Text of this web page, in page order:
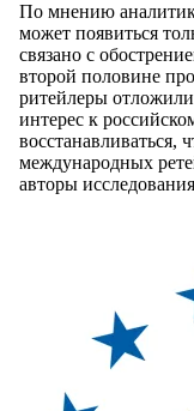
По мнению
может появиться
связано с
второй половине
ритейлеры
интерес к
восстанавливаться,
международных
авторы